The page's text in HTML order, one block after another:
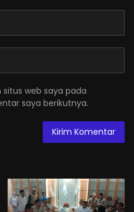
web saya pada
saya berikutnya.